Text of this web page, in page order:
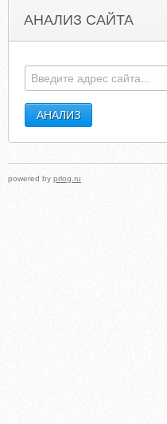
АНАЛИЗ САЙТА
powered by prlog.ru